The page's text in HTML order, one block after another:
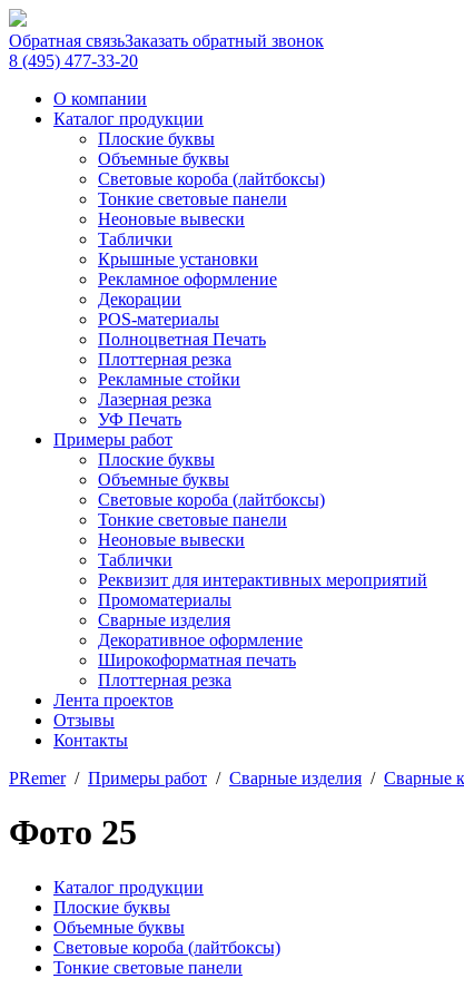
Обратная связьЗаказать обратный звонок
8 (495) 477-33-20
О компании
Каталог продукции
Плоские буквы
Объемные буквы
Световые короба (лайтбоксы)
Тонкие световые панели
Неоновые вывески
Таблички
Крышные установки
Рекламное оформление
Декорации
POS-материалы
Полноцветная Печать
Плоттерная резка
Рекламные стойки
Лазерная резка
УФ Печать
Примеры работ
Плоские буквы
Объемные буквы
Световые короба (лайтбоксы)
Тонкие световые панели
Неоновые вывески
Таблички
Реквизит для интерактивных мероприятий
Промоматериалы
Сварные изделия
Декоративное оформление
Широкоформатная печать
Плоттерная резка
Лента проектов
Отзывы
Контакты
PRemer/ Примеры работ / Сварные изделия / Сварные
Фото 25
Каталог продукции
Плоские буквы
Объемные буквы
Световые короба (лайтбоксы)
Тонкие световые панели